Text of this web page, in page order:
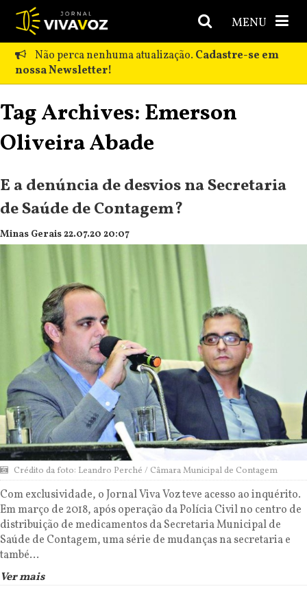
MENU
Não perca nenhuma atualização. Cadastre-se em
nossa Newsletter!
Tag Archives: Emerson
Oliveira Abade
E a denúncia de desvios na Secretaria
de Saúde de Contagem?
Minas Gerais 22.07.20 20:07
Crédito da foto: Leandro Perché / Câmara Municipal de Contagem
Com exclusividade, o Jornal Viva Voz teve acesso ao inquérito.
Em março de 2018, após operação da Polícia Civil no centro de
distribuição de medicamentos da Secretaria Municipal de
Saúde de Contagem, uma série de mudanças na secretaria e
també...
Ver mais